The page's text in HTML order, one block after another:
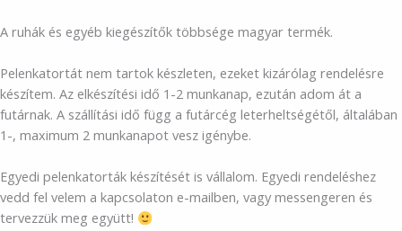
A ruhák és egyéb kiegészítők többsége magyar termék.
Pelenkatortát nem tartok készleten, ezeket kizárólag rendelésre
készítem. Az elkészítési idő 1-2 munkanap, ezután adom át a
futárnak. A szállítási idő függ a futárcég leterheltségétől, általában
1-, maximum 2 munkanapot vesz igénybe.
Egyedi pelenkatorták készítését is vállalom. Egyedi rendeléshez
vedd fel velem a kapcsolaton e-mailben, vagy messengeren és
tervezzük meg együtt!